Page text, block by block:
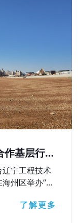
基层行活
宁工程技术
州区举办“弘
动检校合作
了解更多